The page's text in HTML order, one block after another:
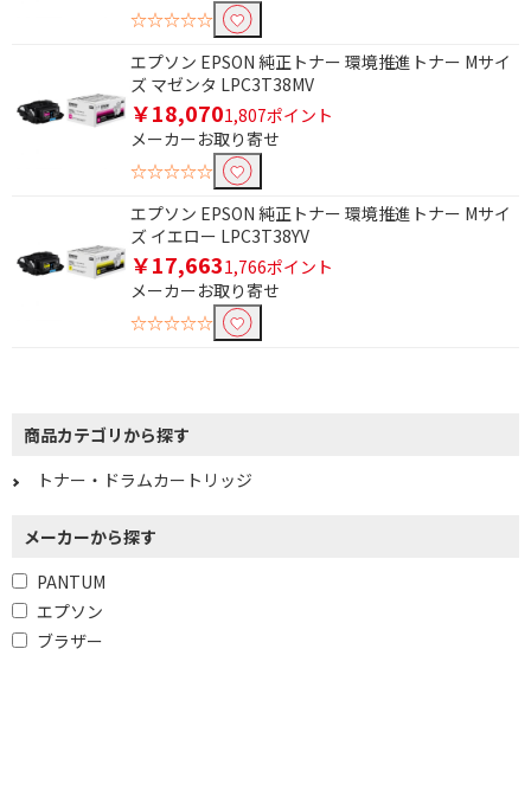
☆☆☆☆☆
エプソン EPSON 純正トナー 環境推進トナー Mサイ
ズ マゼンタ LPC3T38MV
￥18,0701,807ポイント
メーカーお取り寄せ
☆☆☆☆☆
エプソン EPSON 純正トナー 環境推進トナー Mサイ
ズ イエロー LPC3T38YV
￥17,6631,766ポイント
メーカーお取り寄せ
☆☆☆☆☆
商品カテゴリから探す
トナー・ドラムカートリッジ
メーカーから探す
PANTUM
エプソン
ブラザー